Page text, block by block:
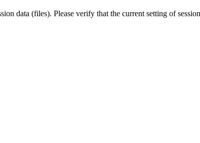
data (files). Please verify that the current setting of